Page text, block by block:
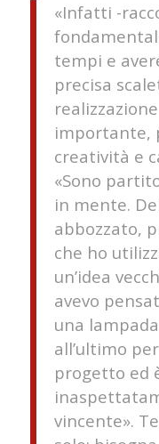
«Infatti -
tempi e
precisa
importante,
creatività e
«Sono
in mente.
abbozzato,
che ho
un’idea
avevo
una
all’ultimo
progetto ed
vincente».